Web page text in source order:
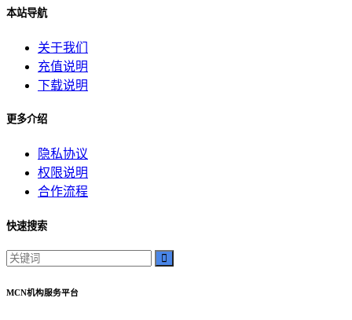
游戏代挂服务
让您的游戏生活更加轻松愉快。QQ代挂
本文将为您详细介绍QQ等级代挂的好处和选择优质代挂服务
的方法
神秘美丽
远方故事
心灵归属
互粉大厅
网络销售
企业增长
生活窍门
本站导航
关于我们
充值说明
下载说明
更多介绍
隐私协议
权限说明
合作流程
快速搜索
MCN机构服务平台